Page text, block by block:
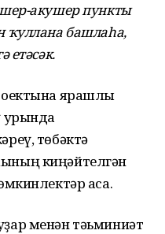
акушер пункты
ҡуллана башлаһа,
етәсәк.
ярашлы
урында
төбәктә
киңәйтелгән
аса.
менән тәьминиәт